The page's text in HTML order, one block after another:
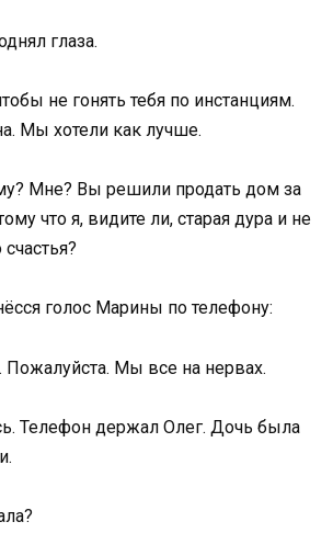
глаза.
не гонять тебя по инстанциям.
Мы хотели как лучше.
Мне? Вы решили продать дом за
что я, видите ли, старая дура и не
голос Марины по телефону:
Мы все на нервах.
Телефон держал Олег. Дочь была